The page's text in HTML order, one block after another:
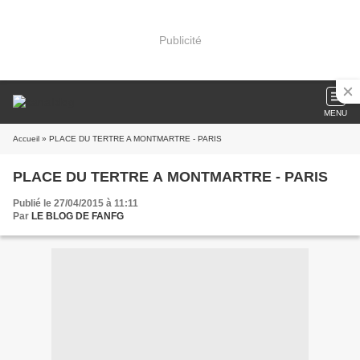
Publicité
MENU
Accueil » PLACE DU TERTRE A MONTMARTRE - PARIS
PLACE DU TERTRE A MONTMARTRE - PARIS
Publié le 27/04/2015 à 11:11
Par LE BLOG DE FANFG